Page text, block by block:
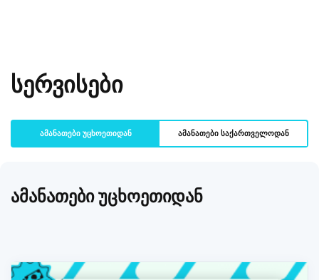
სერვისები
ამანათები უცხოეთიდან ამანათები საქართველოდან
ამანათები უცხოეთიდან